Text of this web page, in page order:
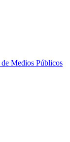
Medios Públicos